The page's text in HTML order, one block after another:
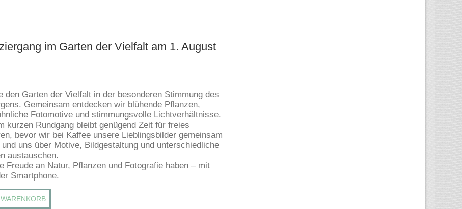
im Garten der Vielfalt am 1. August
den Garten der Vielfalt in der besonderen Stimmung des
Gemeinsam entdecken wir blühende Pflanzen,
Fotomotive und stimmungsvolle Lichtverhältnisse.
kurzen Rundgang bleibt genügend Zeit für freies
bevor wir bei Kaffee unsere Lieblingsbilder gemeinsam
und uns über Motive, Bildgestaltung und unterschiedliche
austauschen.
Freude an Natur, Pflanzen und Fotografie haben – mit
Smartphone.